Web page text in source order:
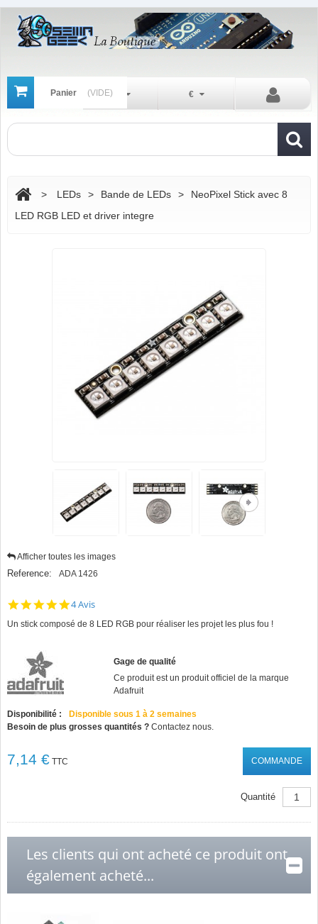
Panier (VIDE) €
Fr
> LEDs > Bande de LEDs >
NeoPixel Stick avec 8
LED RGB LED et driver integre
Afficher toutes les images
Reference: ADA 1426
5.0
rating
4 Avis
Un stick composé de 8 LED RGB pour réaliser les projet les plus fou !
Gage de qualité
Ce produit est un produit officiel de la marque
Adafruit
Disponibilité :
Disponible sous 1 à 2 semaines
Besoin de plus grosses quantités ?Contactez nous.
7,14 € TTC COMMANDE
Quantité
Les clients qui ont acheté ce produit ont
également acheté...